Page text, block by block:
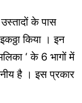
के पास
किया । इन
‘ के 6 भागों में
है । इस प्रकार